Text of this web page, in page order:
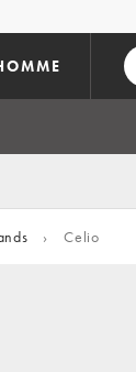
› Celio